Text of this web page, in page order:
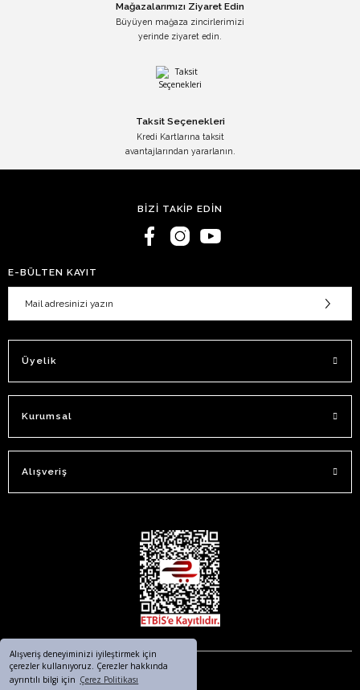
Alışveriş deneyiminizi iyileştirmek için
çerezler kullanıyoruz. Çerezler hakkında
ayrıntılı bilgi için Çerez Politikası
Mağazalarımızı Ziyaret Edin
Büyüyen mağaza zincirlerimizi
yerinde ziyaret edin.
Taksit Seçenekleri
Kredi Kartlarına taksit
avantajlarından yararlanın.
BİZİ TAKİP EDİN
E-BÜLTEN KAYIT
Üyelik
Kurumsal
Alışveriş